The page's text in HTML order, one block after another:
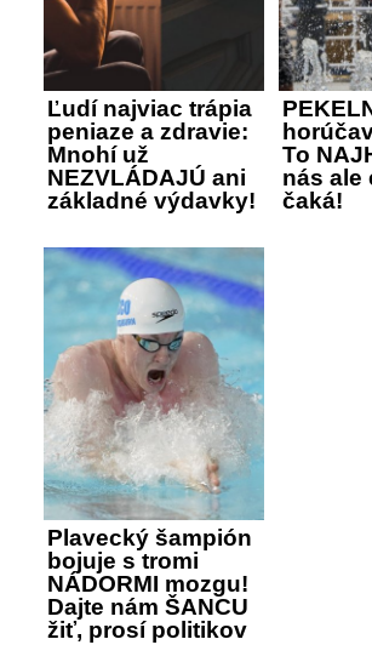
Ľudí najviac trápia
peniaze a zdravie:
Mnohí už
NEZVLÁDAJÚ ani
základné výdavky!
To
nás ale
čaká!
Plavecký šampión
bojuje s tromi
NÁDORMI mozgu!
Dajte nám ŠANCU
žiť, prosí politikov